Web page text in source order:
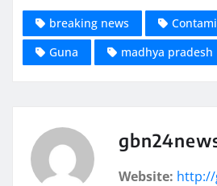
breaking news
Guna
madhya pradesh
Website: http://